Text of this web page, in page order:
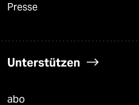
Presse
Unterstützen
abo